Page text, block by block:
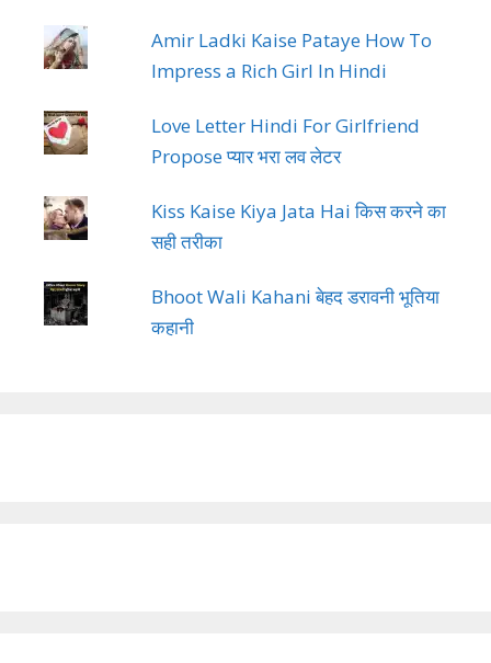
Amir Ladki Kaise Pataye How To
Impress a Rich Girl In Hindi
Love Letter Hindi For Girlfriend
Propose प्यार भरा लव लेटर
Kiss Kaise Kiya Jata Hai किस करने का
सही तरीका
Bhoot Wali Kahani बेहद डरावनी भूतिया
कहानी